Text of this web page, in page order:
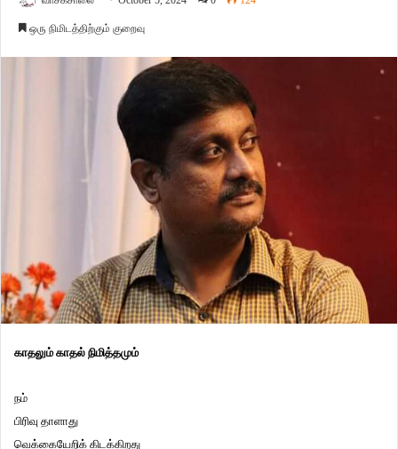
ஒரு நிமிடத்திற்கும் குறைவு
காதலும் காதல் நிமித்தமும்
நம்
பிரிவு தாளாது
வெக்கையேறிக் கிடக்கிறது